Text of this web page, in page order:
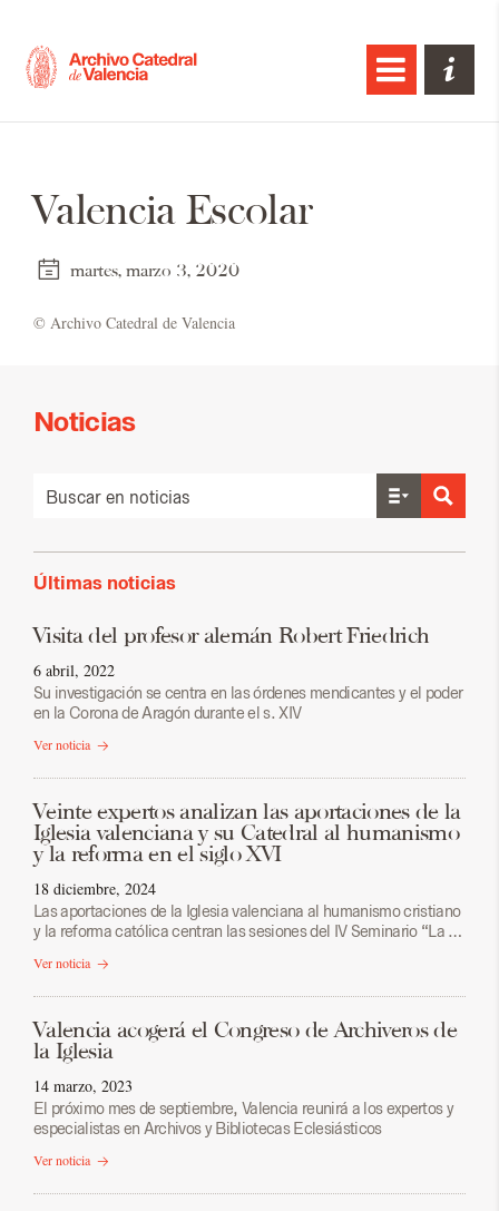
Valencia Escolar
martes, marzo 3, 2020
© Ar­chi­vo Ca­te­dral de Va­len­cia
Noticias
Últimas noticias
Visita del profesor alemán Robert Friedrich
6 abril, 2022
Su investigación se centra en las órdenes mendicantes y el poder
en la Corona de Aragón durante el s. XIV
Ver noticia
Veinte expertos analizan las aportaciones de la
Iglesia valenciana y su Catedral al humanismo
y la reforma en el siglo XVI
18 diciembre, 2024
Las aportaciones de la Iglesia valenciana al humanismo cristiano
y la reforma católica centran las sesiones del IV Seminario “La …
Ver noticia
Valencia acogerá el Congreso de Archiveros de
la Iglesia
14 marzo, 2023
El próximo mes de septiembre, Valencia reunirá a los expertos y
especialistas en Archivos y Bibliotecas Eclesiásticos
Ver noticia